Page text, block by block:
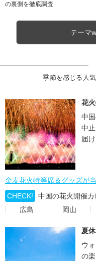
の裏側を徹底調査
テーマ
季節を感じる人
花
中
中
届け
金麦花火特等席＆グッズが
CHECK!
中国の花火開催カ
広島
岡山
夏
ウ
の